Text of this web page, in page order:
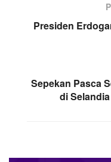
Presiden
Sepekan Pasca
di